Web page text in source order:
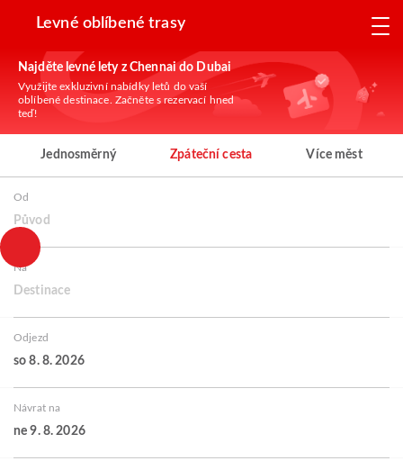
Levné oblíbené trasy
Najděte levné lety z Chennai do Dubai
Využijte exkluzivní nabídky letů do vaší
oblíbené destinace. Začněte s rezervací hned
teď!
Jednosměrný Zpáteční cesta Více měst
Od
Původ
Na
Destinace
Odjezd
so 8. 8. 2026
Návrat na
ne 9. 8. 2026